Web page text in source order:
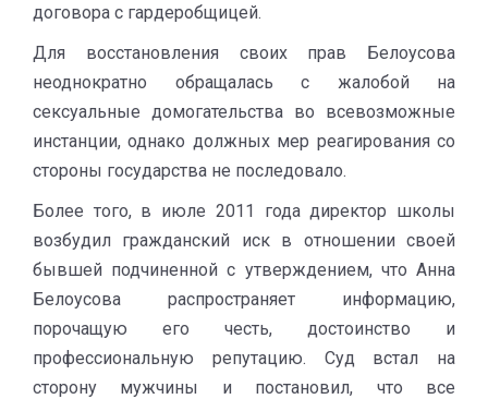
договора с гардеробщицей.
Для восстановления своих прав Белоусова
неоднократно обращалась с жалобой на
сексуальные домогательства во всевозможные
инстанции, однако должных мер реагирования со
стороны государства не последовало.
Более того, в июле 2011 года директор школы
возбудил гражданский иск в отношении своей
бывшей подчиненной с утверждением, что Анна
Белоусова распространяет информацию,
порочащую его честь, достоинство и
профессиональную репутацию. Суд встал на
сторону мужчины и постановил, что все